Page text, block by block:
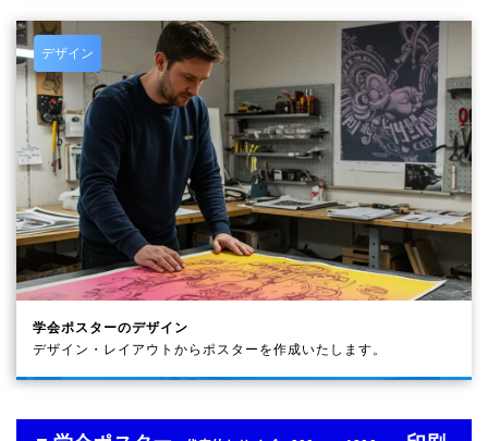
デザイン
学会ポスターのデザイン
デザイン・レイアウトからポスターを作成いたします。